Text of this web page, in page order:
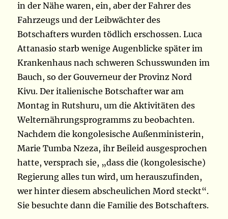
in der Nähe waren, ein, aber der Fahrer des
Fahrzeugs und der Leibwächter des
Botschafters wurden tödlich erschossen. Luca
Attanasio starb wenige Augenblicke später im
Krankenhaus nach schweren Schusswunden im
Bauch, so der Gouverneur der Provinz Nord
Kivu. Der italienische Botschafter war am
Montag in Rutshuru, um die Aktivitäten des
Welternährungsprogramms zu beobachten.
Nachdem die kongolesische Außenministerin,
Marie Tumba Nzeza, ihr Beileid ausgesprochen
hatte, versprach sie, „dass die (kongolesische)
Regierung alles tun wird, um herauszufinden,
wer hinter diesem abscheulichen Mord steckt“.
Sie besuchte dann die Familie des Botschafters.